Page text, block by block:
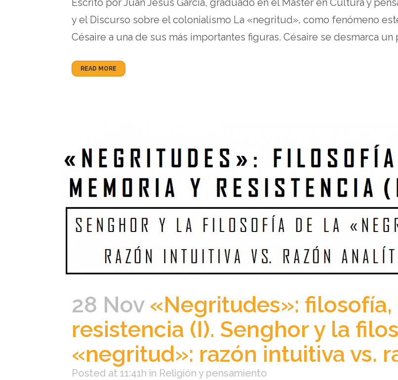
y el Discurso sobre el colonialismo La «negritud», como fenómeno
Césaire a una de sus más importantes figuras. Césaire se desmarca un
READ MORE
28 Nov «Negritudes»:
resistencia (I). Senghor y la
«negritud»: razón intuitiva vs.
Posted at 11:41h in Religión y pensamiento